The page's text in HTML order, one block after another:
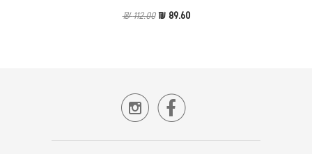
89.60 ₪
112.00 ₪

